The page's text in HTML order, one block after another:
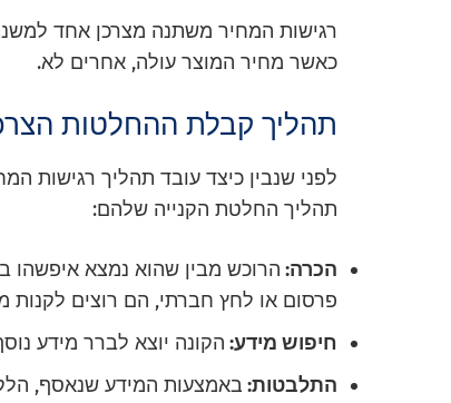
רגישות המחיר משתנה מצרכן אחד
כאשר מחיר המוצר עולה, אחרים לא.
תהליך קבלת ההחלטות
לפני שנבין כיצד עובד תהליך רגישות
תהליך החלטת הקנייה שלהם:
הכרה: הרוכש מבין שהוא נמצא איפשהו
פרסום או לחץ חברתי, הם רוצים לקנות
חיפוש מידע: הקונה יוצא לברר מידע
התלבטות:באמצעות המידע שנאסף,